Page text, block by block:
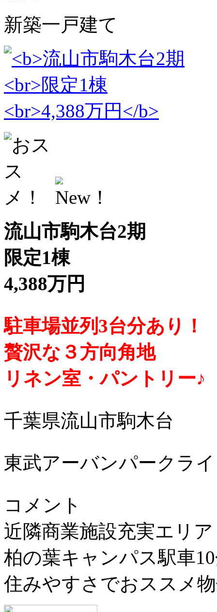
新築一戸建て
流山市駒木台2期
限定1棟
4,388万円
駐車場並列3台分あり！
贅沢な３方向角地
リネン室・パントリー♪
千葉県流山市駒木台
東武アーバンパークラ
コメント
近隣商業施設充実エリア
柏の葉キャンパス駅車
住みやすさでおススメ